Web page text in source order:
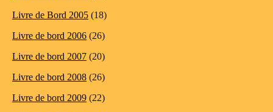
Livre de Bord 2005 (18)
Livre de bord 2006 (26)
Livre de bord 2007 (20)
Livre de bord 2008 (26)
Livre de bord 2009 (22)